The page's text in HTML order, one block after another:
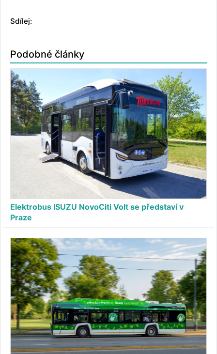
Sdílej:
Podobné články
Elektrobus ISUZU NovoCiti Volt se představí v
Praze